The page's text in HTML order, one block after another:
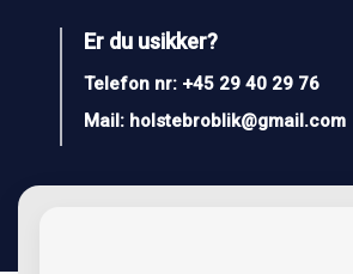
Er du usikker?
Telefon nr: +45 29 40 29 76
Mail: holstebroblik@gmail.com